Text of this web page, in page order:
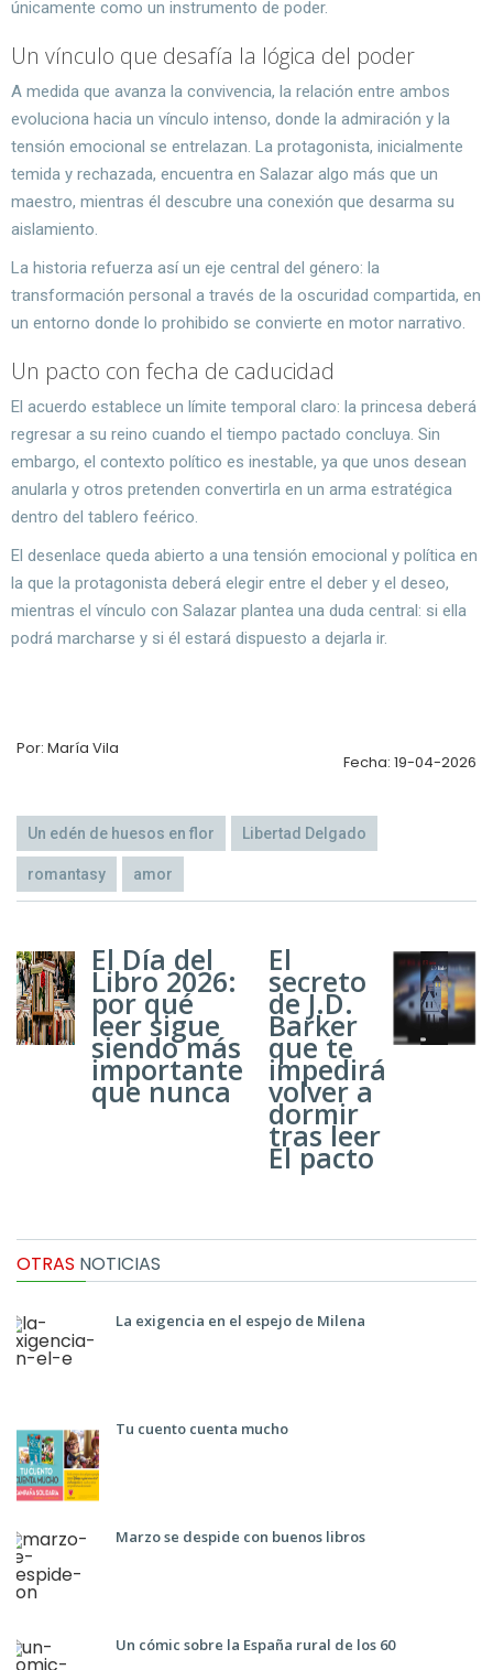
únicamente como un instrumento de poder.
Un vínculo que desafía la lógica del poder
A medida que avanza la convivencia, la relación entre ambos
evoluciona hacia un vínculo intenso, donde la admiración y la
tensión emocional se entrelazan. La protagonista, inicialmente
temida y rechazada, encuentra en Salazar algo más que un
maestro, mientras él descubre una conexión que desarma su
aislamiento.
La historia refuerza así un eje central del género: la
transformación personal a través de la oscuridad compartida, en
un entorno donde lo prohibido se convierte en motor narrativo.
Un pacto con fecha de caducidad
El acuerdo establece un límite temporal claro: la princesa deberá
regresar a su reino cuando el tiempo pactado concluya. Sin
embargo, el contexto político es inestable, ya que unos desean
anularla y otros pretenden convertirla en un arma estratégica
dentro del tablero feérico.
El desenlace queda abierto a una tensión emocional y política en
la que la protagonista deberá elegir entre el deber y el deseo,
mientras el vínculo con Salazar plantea una duda central: si ella
podrá marcharse y si él estará dispuesto a dejarla ir.
Por: María Vila
Fecha: 19-04-2026
Un edén de huesos en flor Libertad Delgado
romantasy amor
El Día del
Libro 2026:
por qué
leer sigue
siendo más
importante
que nunca
El
secreto
de J.D.
Barker
que te
impedirá
volver a
dormir
tras leer
El pacto
OTRAS NOTICIAS
La exigencia en el espejo de Milena
Tu cuento cuenta mucho
Marzo se despide con buenos libros
Un cómic sobre la España rural de los 60